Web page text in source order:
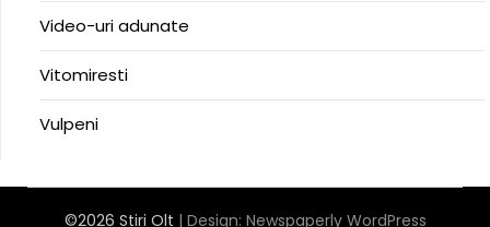
Video-uri adunate
Vitomiresti
Vulpeni
©2026 Stiri Olt | Design: Newspaperly WordPress